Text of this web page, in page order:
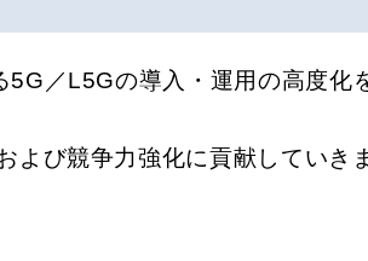
／L5Gの導入・運用の高度
び競争力強化に貢献していき